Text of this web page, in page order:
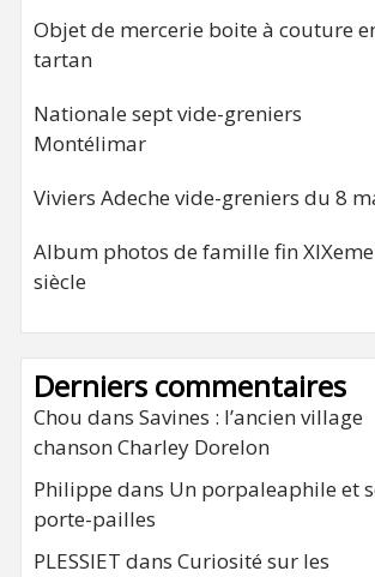
Objet de mercerie boite à couture
tartan
Nationale sept vide-greniers
Montélimar
Viviers Adeche vide-greniers du 8
Album photos de famille fin XIXeme
siècle
Derniers commentaires
Chou dans Savines : l’ancien village
chanson Charley Dorelon
Philippe dans Un porpaleaphile et
porte-pailles
PLESSIET dans Curiosité sur les